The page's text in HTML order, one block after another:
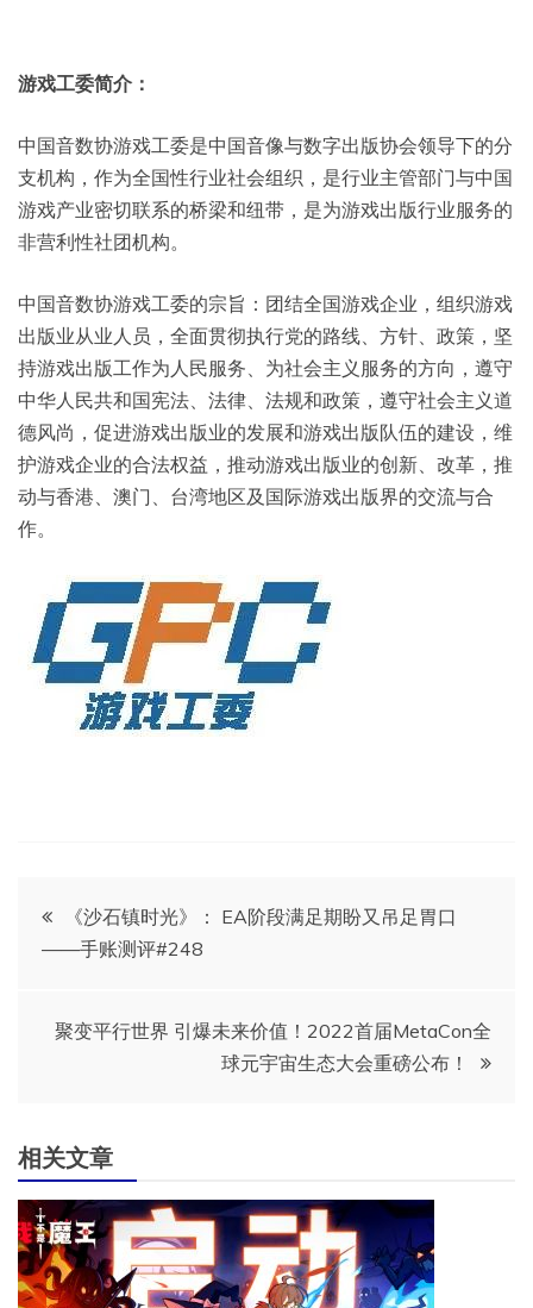
游戏工委简介：
中国音数协游戏工委是中国音像与数字出版协会领导下的分
支机构，作为全国性行业社会组织，是行业主管部门与中国
游戏产业密切联系的桥梁和纽带，是为游戏出版行业服务的
非营利性社团机构。
中国音数协游戏工委的宗旨：团结全国游戏企业，组织游戏
出版业从业人员，全面贯彻执行党的路线、方针、政策，坚
持游戏出版工作为人民服务、为社会主义服务的方向，遵守
中华人民共和国宪法、法律、法规和政策，遵守社会主义道
德风尚，促进游戏出版业的发展和游戏出版队伍的建设，维
护游戏企业的合法权益，推动游戏出版业的创新、改革，推
动与香港、澳门、台湾地区及国际游戏出版界的交流与合
作。
文
《沙石镇时光》： EA阶段满足期盼又吊足胃口
——手账测评#248
聚变平行世界 引爆未来价值！2022首届MetaCon全
球元宇宙生态大会重磅公布！
相关文章